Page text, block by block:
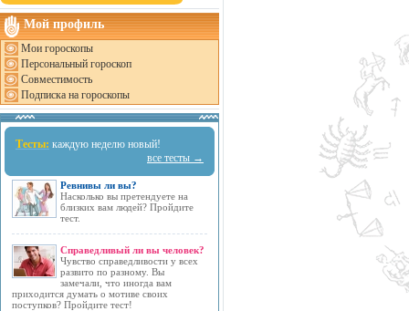
Мой профиль
Мои гороскопы
Персональный гороскоп
Совместимость
Подписка на гороскопы
Тесты: каждую неделю новый!
все тесты →
Ревнивы ли вы?
Насколько вы претендуете на
близких вам людей? Пройдите
тест.
Справедливый ли вы человек?
Чувство справедливости у всех
развито по разному. Вы
замечали, что иногда вам
приходится думать о мотиве своих
поступков? Пройдите тест!